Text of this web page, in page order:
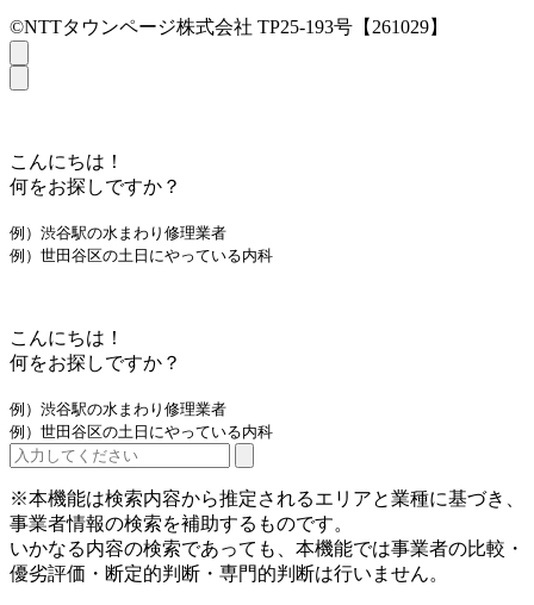
©NTTタウンページ株式会社 TP25-193号【261029】
こんにちは！
何をお探しですか？
例）渋谷駅の水まわり修理業者
例）世田谷区の土日にやっている内科
こんにちは！
何をお探しですか？
例）渋谷駅の水まわり修理業者
例）世田谷区の土日にやっている内科
※本機能は検索内容から推定されるエリアと業種に基づき、
事業者情報の検索を補助するものです。
いかなる内容の検索であっても、本機能では事業者の比較・
優劣評価・断定的判断・専門的判断は行いません。